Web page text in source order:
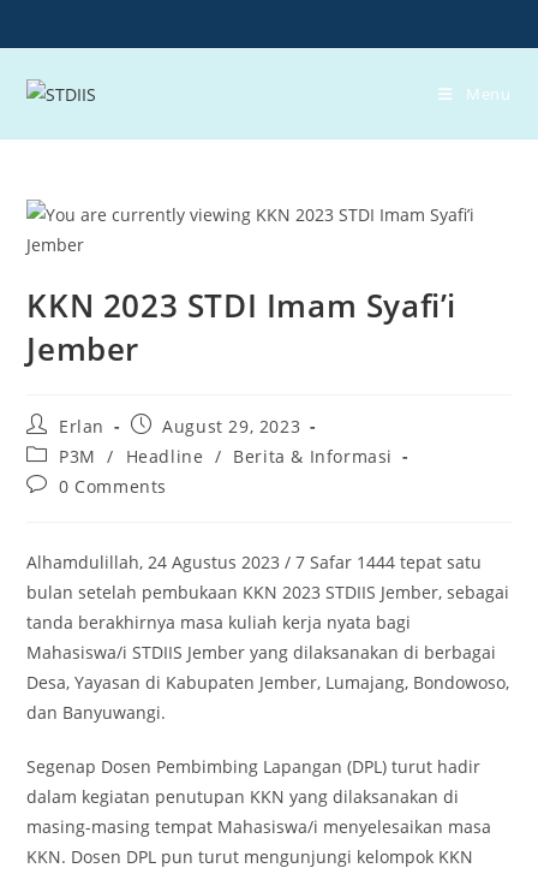
to
content
Menu
KKN 2023 STDI Imam Syafi’i
Jember
Post
author:
Erlan
Post
published:
August 29, 2023
Post
category:
P3M / Headline / Berita & Informasi
Post0 Comments
Alhamdulillah, 24 Agustus 2023 / 7 Safar 1444 tepat satu
bulan setelah pembukaan KKN 2023 STDIIS Jember, sebagai
tanda berakhirnya masa kuliah kerja nyata bagi
Mahasiswa/i STDIIS Jember yang dilaksanakan di berbagai
Desa, Yayasan di Kabupaten Jember, Lumajang, Bondowoso,
dan Banyuwangi.
Segenap Dosen Pembimbing Lapangan (DPL) turut hadir
dalam kegiatan penutupan KKN yang dilaksanakan di
masing-masing tempat Mahasiswa/i menyelesaikan masa
KKN. Dosen DPL pun turut mengunjungi kelompok KKN